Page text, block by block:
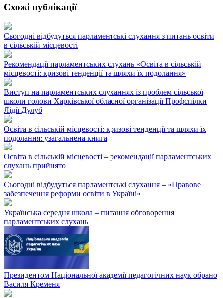
Схожі публікації
Сьогодні відбудуться парламентські слухання з питань освіти
в сільській місцевості
Рекомендації парламентських слухань «Освіта в сільській
місцевості: кризові тенденції та шляхи їх подолання»
Виступ на парламентських слуханнях із проблем сільської
школи голови Харківської обласної організації Профспілки
Лідії Дулуб
Освіта в сільській місцевості: кризові тенденції та шляхи їх
подолання: узагальнена книга
Освіта в сільській місцевості – рекомендації парламентських
слухань прийнято
Сьогодні відбудуться парламентські слухання – «Правове
забезпечення реформи освіти в Україні»
Українська середня школа – питання обговорення
парламентських слухань
Президентом Національної академії педагогічних наук обрано
Василя Кременя